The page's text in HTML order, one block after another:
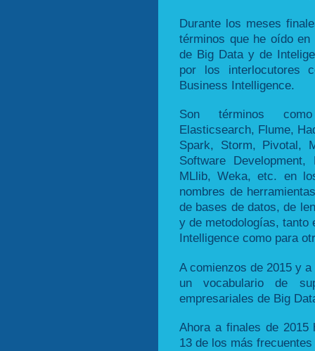
Durante los meses
términos que he oído
de Big Data y de
por los interlocutores
Business Intelligence.
Son términos
Elasticsearch, Flume,
Spark, Storm, Pivotal,
Software
MLlib, Weka, etc. en
nombres de
de bases de datos, de
y de metodologías,
Intelligence como para
A comienzos de 2015 y
un vocabulario de
empresariales de Big
Ahora a finales de 2015
13 de los más